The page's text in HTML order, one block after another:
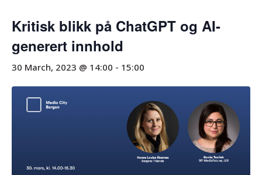
Kritisk blikk på ChatGPT og AI-
generert innhold
30 March, 2023 @ 14:00 - 15:00